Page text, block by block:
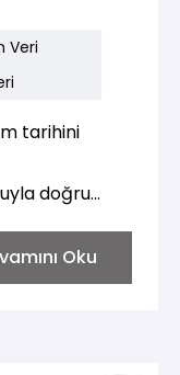
Veri
tarihini
doğru
program
girmesini
Oku